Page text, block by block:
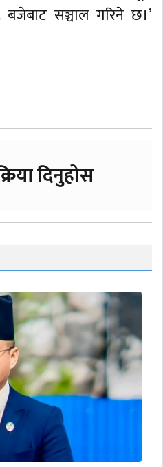
सञ्चाल गरिने छ।’
दिनुहोस